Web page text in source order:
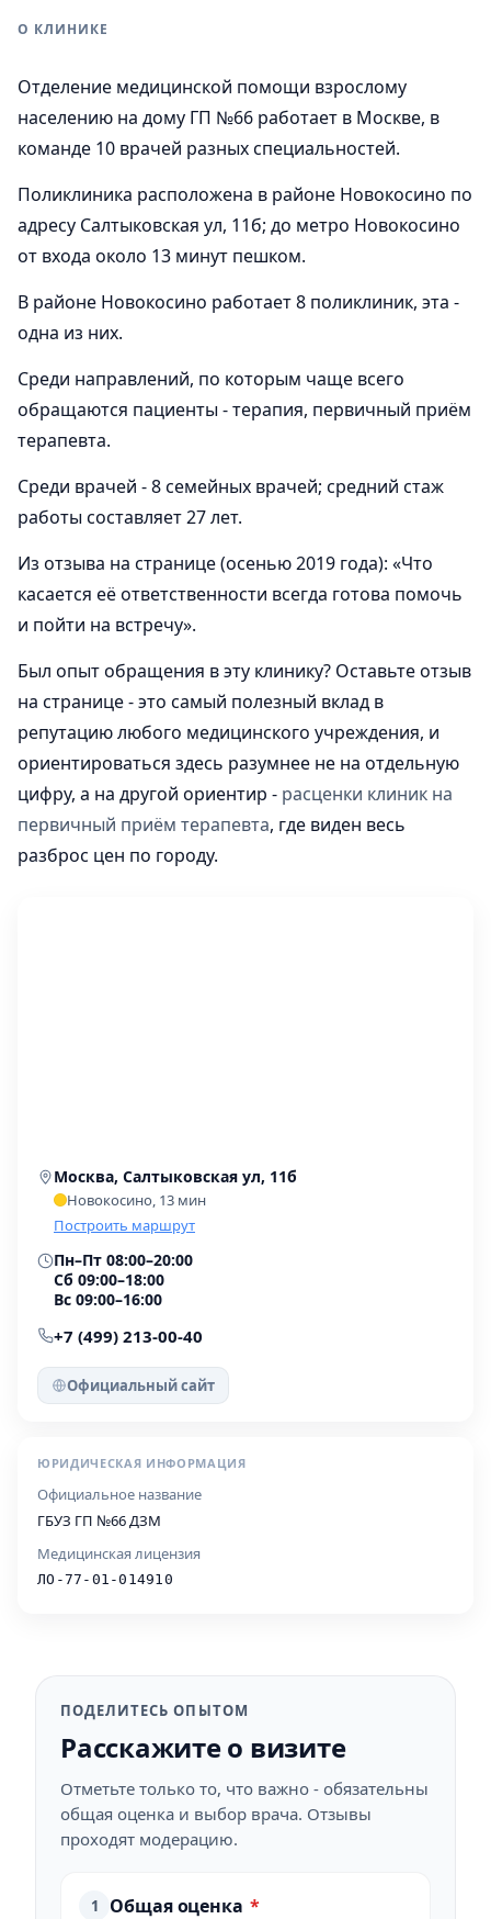
О КЛИНИКЕ
Отделение медицинской помощи взрослому
населению на дому ГП №66 работает в Москве, в
команде 10 врачей разных специальностей.
Поликлиника расположена в районе Новокосино по
адресу Салтыковская ул, 11б; до метро Новокосино
от входа около 13 минут пешком.
В районе Новокосино работает 8 поликлиник, эта -
одна из них.
Среди направлений, по которым чаще всего
обращаются пациенты - терапия, первичный приём
терапевта.
Среди врачей - 8 семейных врачей; средний стаж
работы составляет 27 лет.
Из отзыва на странице (осенью 2019 года): «Что
касается её ответственности всегда готова помочь
и пойти на встречу».
Был опыт обращения в эту клинику? Оставьте отзыв
на странице - это самый полезный вклад в
репутацию любого медицинского учреждения, и
ориентироваться здесь разумнее не на отдельную
цифру, а на другой ориентир - расценки клиник на
первичный приём терапевта, где виден весь
разброс цен по городу.
Москва, Салтыковская ул, 11б
Новокосино, 13 мин
Построить маршрут
Пн–Пт 08:00–20:00
Сб 09:00–18:00
Вс 09:00–16:00
+7 (499) 213-00-40
Официальный сайт
ЮРИДИЧЕСКАЯ ИНФОРМАЦИЯ
Официальное название
ГБУЗ ГП №66 ДЗМ
Медицинская лицензия
ЛО-77-01-014910
ПОДЕЛИТЕСЬ ОПЫТОМ
Расскажите о визите
Отметьте только то, что важно - обязательны
общая оценка и выбор врача. Отзывы
проходят модерацию.
1 Общая оценка *